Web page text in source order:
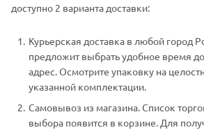
доступно 2 варианта доставки:
Курьерская доставка в любой город
предложит выбрать удобное время
адрес. Осмотрите упаковку на
указанной комплектации.
Самовывоз из магазина. Список
выбора появится в корзине. Для